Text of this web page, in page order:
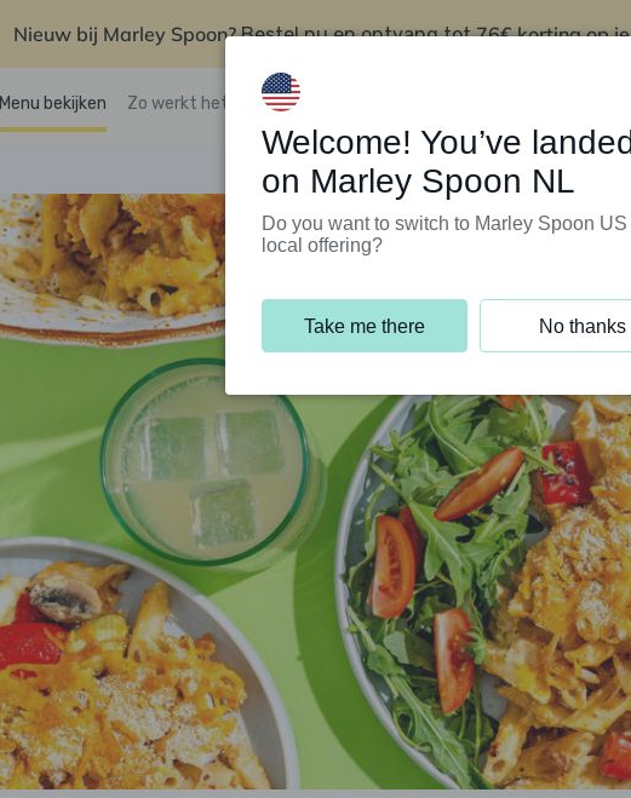
Nieuw bij Marley Spoon?Bestel nu en ontvang tot76€ korting op
Menu bekijken Zo werkt het Klantenservice
Welcome! You’ve
on Marley Spoon NL
Do you want to switch to Marley Spoon
local offering?
Take me there No thanks